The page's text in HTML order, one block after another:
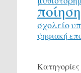
ποίηση
σχολείο
ψηφιακή
Κατηγορίες